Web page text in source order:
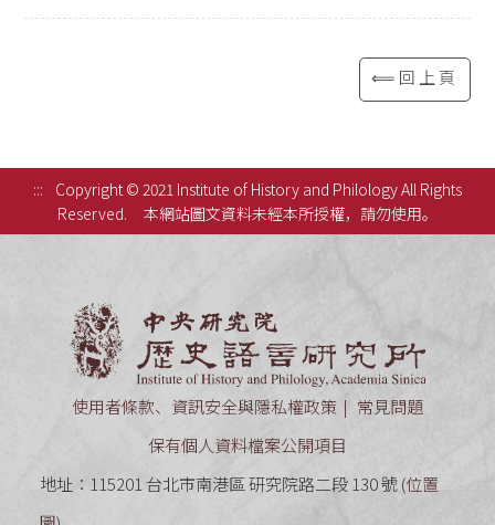
⟸回上頁
:::
Copyright © 2021 Institute of History and Philology All Rights
Reserved.
本網站圖文資料未經本所授權，請勿使用。
使用者條款、資訊安全與隱私權政策
常見問題
保有個人資料檔案公開項目
地址：115201 台北市南港區 研究院路二段 130 號 (位置